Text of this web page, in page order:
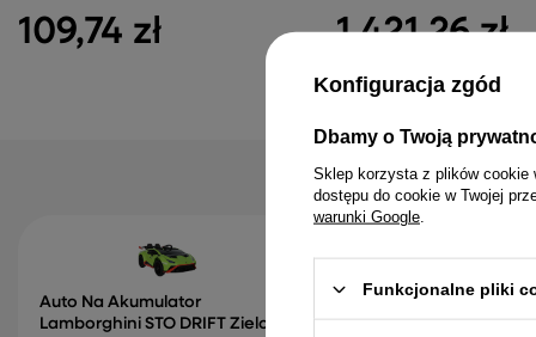
109,74 zł 1 421,26 zł
Auto Na Akumulator
Lamborghini STO DRIFT Zielone
Pojazd Na Akumulator
Konfiguracja zgód
Dbamy o Twoją
Sklep korzysta z plików cookie
dostępu do cookie w Twojej
warunki Google
Funkcjonalne pliki